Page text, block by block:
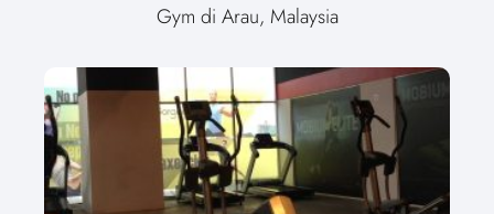
Gym di Arau, Malaysia